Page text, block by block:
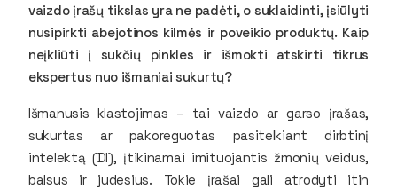
vaizdo įrašų tikslas yra ne padėti, o suklaidinti, įsiūlyti
nusipirkti abejotinos kilmės ir poveikio produktų. Kaip
neįkliūti į sukčių pinkles ir išmokti atskirti tikrus
ekspertus nuo išmaniai sukurtų?
Išmanusis klastojimas – tai vaizdo ar garso įrašas,
sukurtas ar pakoreguotas pasitelkiant dirbtinį
intelektą (DI), įtikinamai imituojantis žmonių veidus,
balsus ir judesius. Tokie įrašai gali atrodyti itin